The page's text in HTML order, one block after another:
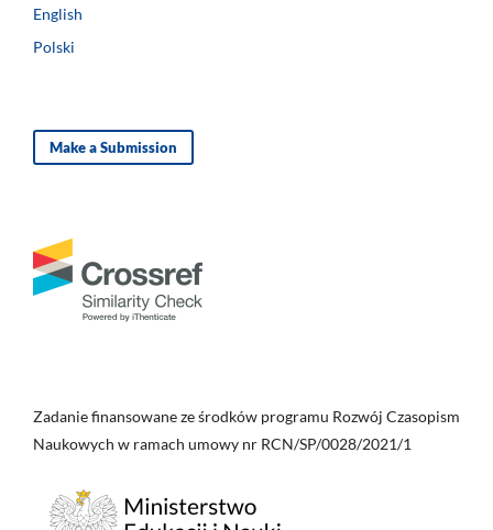
English
Polski
Make a Submission
Zadanie finansowane ze środków programu Rozwój Czasopism
Naukowych w ramach umowy nr RCN/SP/0028/2021/1